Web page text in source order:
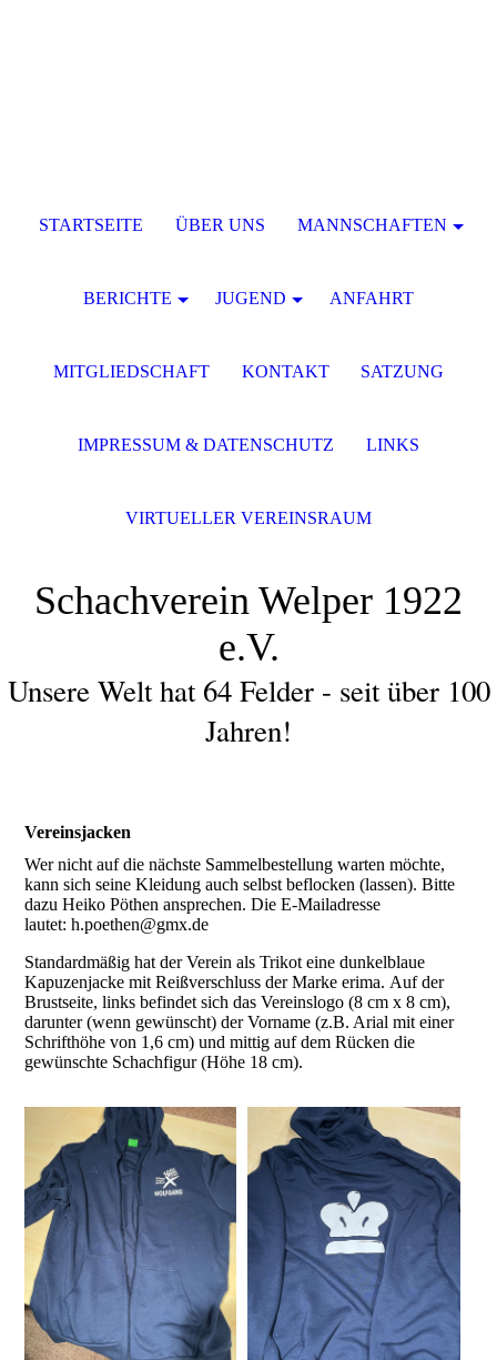
Schachverein Welper 1922
e.V.
Unsere Welt hat 64 Felder - seit über 100
Jahren!
Vereinsjacken
Wer nicht auf die nächste Sammelbestellung warten möchte,
kann sich seine Kleidung auch selbst beflocken (lassen). Bitte
dazu Heiko Pöthen ansprechen. Die E-Mailadresse
lautet: h.poethen@gmx.de
Standardmäßig hat der Verein als Trikot eine dunkelblaue
Kapuzenjacke mit Reißverschluss der Marke erima. Auf der
Brustseite, links befindet sich das Vereinslogo (8 cm x 8 cm),
darunter (wenn gewünscht) der Vorname (z.B. Arial mit einer
Schrifthöhe von 1,6 cm) und mittig auf dem Rücken die
gewünschte Schachfigur (Höhe 18 cm).
STARTSEITE ÜBER UNS MANNSCHAFTEN
BERICHTE JUGEND ANFAHRT
MITGLIEDSCHAFT KONTAKT SATZUNG
IMPRESSUM & DATENSCHUTZ LINKS
VIRTUELLER VEREINSRAUM